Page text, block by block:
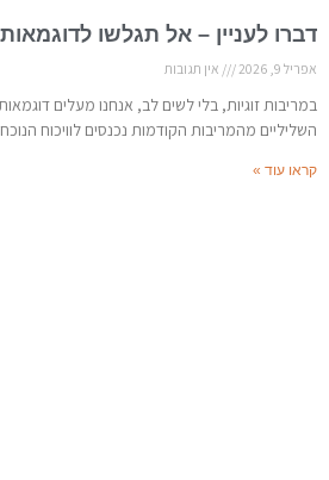
דברו לעניין – אל תגלשו
אפריל 9, 2026 אין תגובות
במריבות זוגיות, בלי לשים לב, אנחנו מעלים
השליליים מהמריבות הקודמות נכנסים לוויכוח
קראו עוד »